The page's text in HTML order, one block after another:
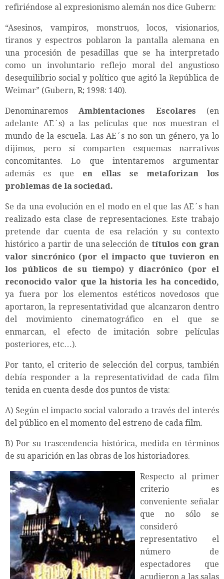
refiriéndose al expresionismo alemán nos dice Gubern:
“Asesinos, vampiros, monstruos, locos, visionarios,
tiranos y espectros poblaron la pantalla alemana en
una procesión de pesadillas que se ha interpretado
como un involuntario reflejo moral del angustioso
desequilibrio social y político que agitó la República de
Weimar” (Gubern, R; 1998: 140).
DenominaremosAmbientaciones Escolares (en
adelante AE´s) a las películas que nos muestran el
mundo de la escuela. Las AE´s no son un género, ya lo
dijimos, pero sí comparten esquemas narrativos
concomitantes. Lo que intentaremos argumentar
además es que en ellas se metaforizan los
problemas de la sociedad.
Se da una evolución en el modo en el que las AE´s han
realizado esta clase de representaciones. Este trabajo
pretende dar cuenta de esa relación y su contexto
histórico a partir de una selección de títulos con gran
valor sincrónico (por el impacto que tuvieron en
los públicos de su tiempo) y diacrónico (por el
reconocido valor que la historia les ha concedido,
ya fuera por los elementos estéticos novedosos que
aportaron, la representatividad que alcanzaron dentro
del movimiento cinematográfico en el que se
enmarcan, el efecto de imitación sobre películas
posteriores, etc…).
Por tanto, el criterio de selección del corpus, también
debía responder a la representatividad de cada film
tenida en cuenta desde dos puntos de vista:
A) Según el impacto social valorado a través del interés
del público en el momento del estreno de cada film.
B) Por su trascendencia histórica, medida en términos
de su aparición en las obras de los historiadores.
Respecto al primer
criterio es
conveniente señalar
que no sólo se
consideró
representativo el
número de
espectadores que
acudieron a las salas